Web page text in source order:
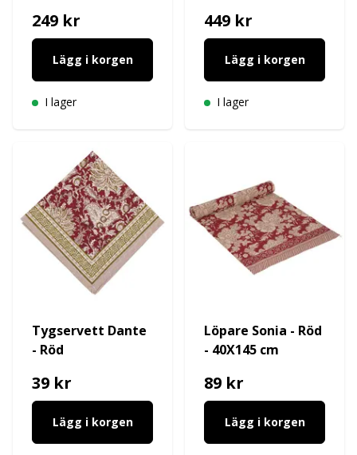
249 kr
Lägg i korgen
I lager
449 kr
Lägg i korgen
I lager
Tygservett Dante
- Röd
39 kr
Lägg i korgen
Löpare Sonia - Röd
- 40X145 cm
89 kr
Lägg i korgen